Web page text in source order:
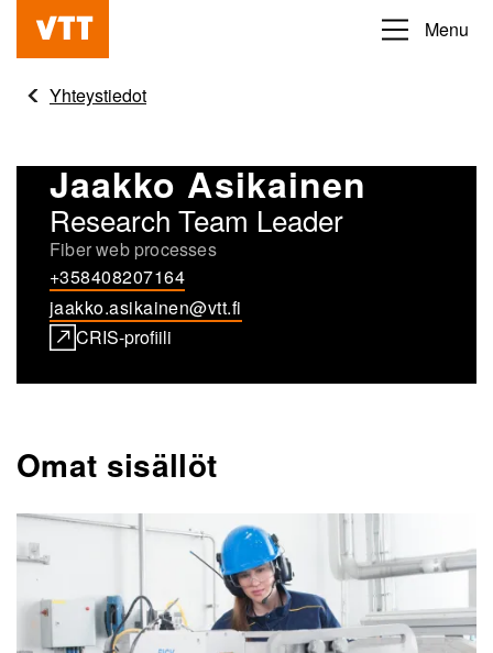
Hyppää
pääsisältöön
Beyond
obvious
Menu
Yhteystiedot
Jaakko Asikainen
Research Team Leader
Fiber web processes
+358408207164
jaakko.asikainen@vtt.fi
CRIS-profiili
Omat sisällöt